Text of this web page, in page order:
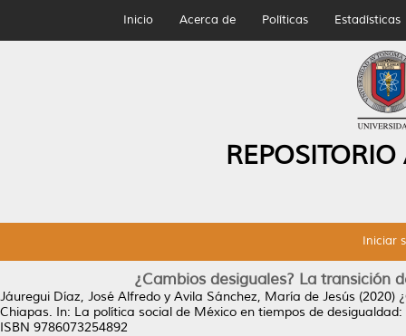
Inicio Acerca de Políticas Estadísticas
Iniciar
¿Cambios desiguales? La transición
Jáuregui Díaz, José Alfredo y Avila Sánchez, María de Jesús (2020)
Chiapas. In: La política social de México en tiempos de
ISBN 9786073254892